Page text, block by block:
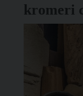
kromeri
Neri